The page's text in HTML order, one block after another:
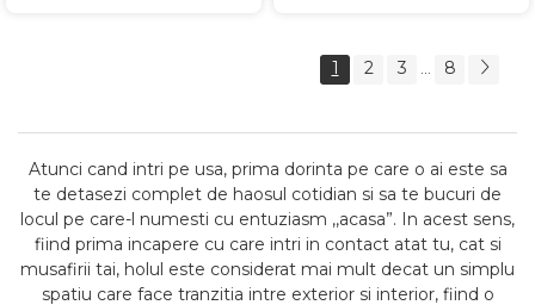
1 2 3 ... 8
Atunci cand intri pe usa, prima dorinta pe care o ai este sa
te detasezi complet de haosul cotidian si sa te bucuri de
locul pe care-l numesti cu entuziasm ,,acasa”. In acest sens,
fiind prima incapere cu care intri in contact atat tu, cat si
musafirii tai, holul este considerat mai mult decat un simplu
spatiu care face tranzitia intre exterior si interior, fiind o